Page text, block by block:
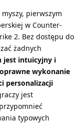
pierwszym
w Counter-
2. Bez dostępu do
żadnych
jest intuicyjny i
wykonanie
personalizacji
jest
typowych